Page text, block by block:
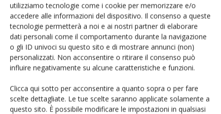
utilizziamo tecnologie come i cookie per memorizzare e/o
accedere alle informazioni del dispositivo. Il consenso a queste
tecnologie permetterà a noi e ai nostri partner di elaborare
dati personali come il comportamento durante la navigazione
o gli ID univoci su questo sito e di mostrare annunci (non)
personalizzati. Non acconsentire o ritirare il consenso può
influire negativamente su alcune caratteristiche e funzioni.
Clicca qui sotto per acconsentire a quanto sopra o per fare
scelte dettagliate. Le tue scelte saranno applicate solamente a
questo sito. È possibile modificare le impostazioni in qualsiasi